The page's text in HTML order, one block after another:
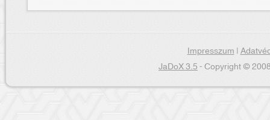
Impresszum|
JaDoX 3.5- Copyright ©